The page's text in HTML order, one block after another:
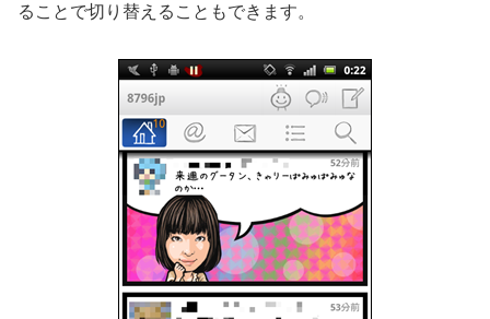
ることで切り替えることもできます。